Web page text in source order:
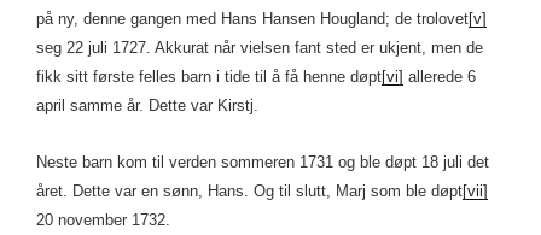
på ny, denne gangen med Hans Hansen Hougland; de trolovet[v]
seg 22 juli 1727. Akkurat når vielsen fant sted er ukjent, men de
fikk sitt første felles barn i tide til å få henne døpt[vi] allerede 6
april samme år. Dette var Kirstj.
Neste barn kom til verden sommeren 1731 og ble døpt 18 juli det
året. Dette var en sønn, Hans. Og til slutt, Marj som ble døpt[vii]
20 november 1732.